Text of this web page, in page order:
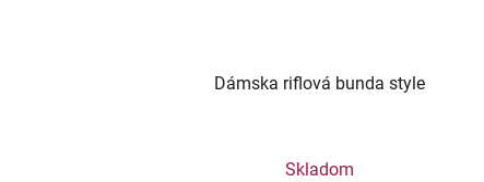
Dámska riflová bunda style
Skladom